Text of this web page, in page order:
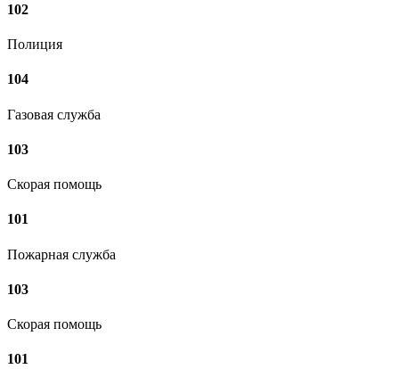
102
Полиция
104
Газовая служба
103
Скорая помощь
101
Пожарная служба
103
Скорая помощь
101